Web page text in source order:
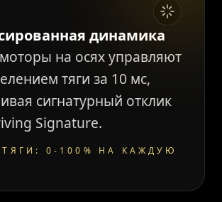
динамика
на осях управляют
тяги за 10 мс,
сигнатурный отклик
Signature.
0-100% НА КАЖДУЮ